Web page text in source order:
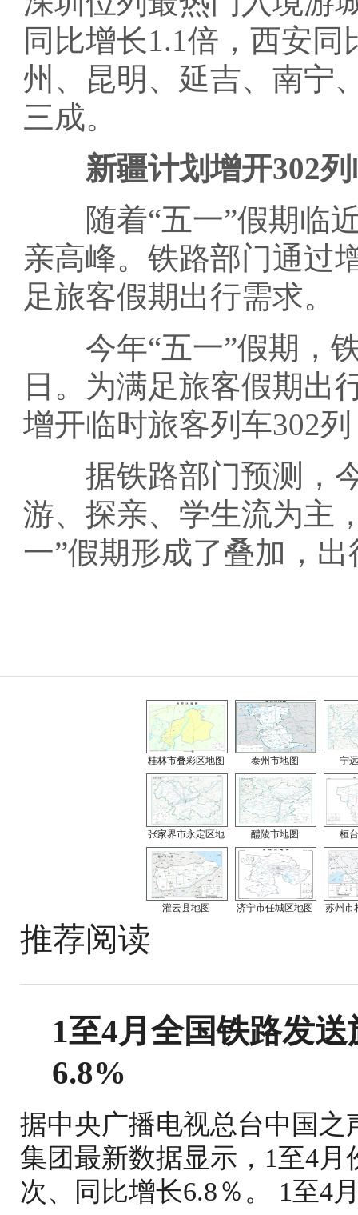
同比增长1.1倍，西安
州、昆明、延吉、南宁
三成。
新疆计划增开302
随着“五一”假期临近
亲高峰。铁路部门通过
足旅客假期出行需求。
今年“五一”假期，铁
日。为满足旅客假期出
增开临时旅客列车302
据铁路部门预测，今
游、探亲、学生流为主
一”假期形成了叠加，
桂林市叠彩区地图 泰州市地图 宁
张家界市永定区地 醴陵市地图 桓
灌云县地图 济宁市任城区地图 苏州市
推荐阅读
1至4月全国铁路发
6.8%
据中央广播电视总台中国
集团最新数据显示，1至4月
次、同比增长6.8％。 1至4